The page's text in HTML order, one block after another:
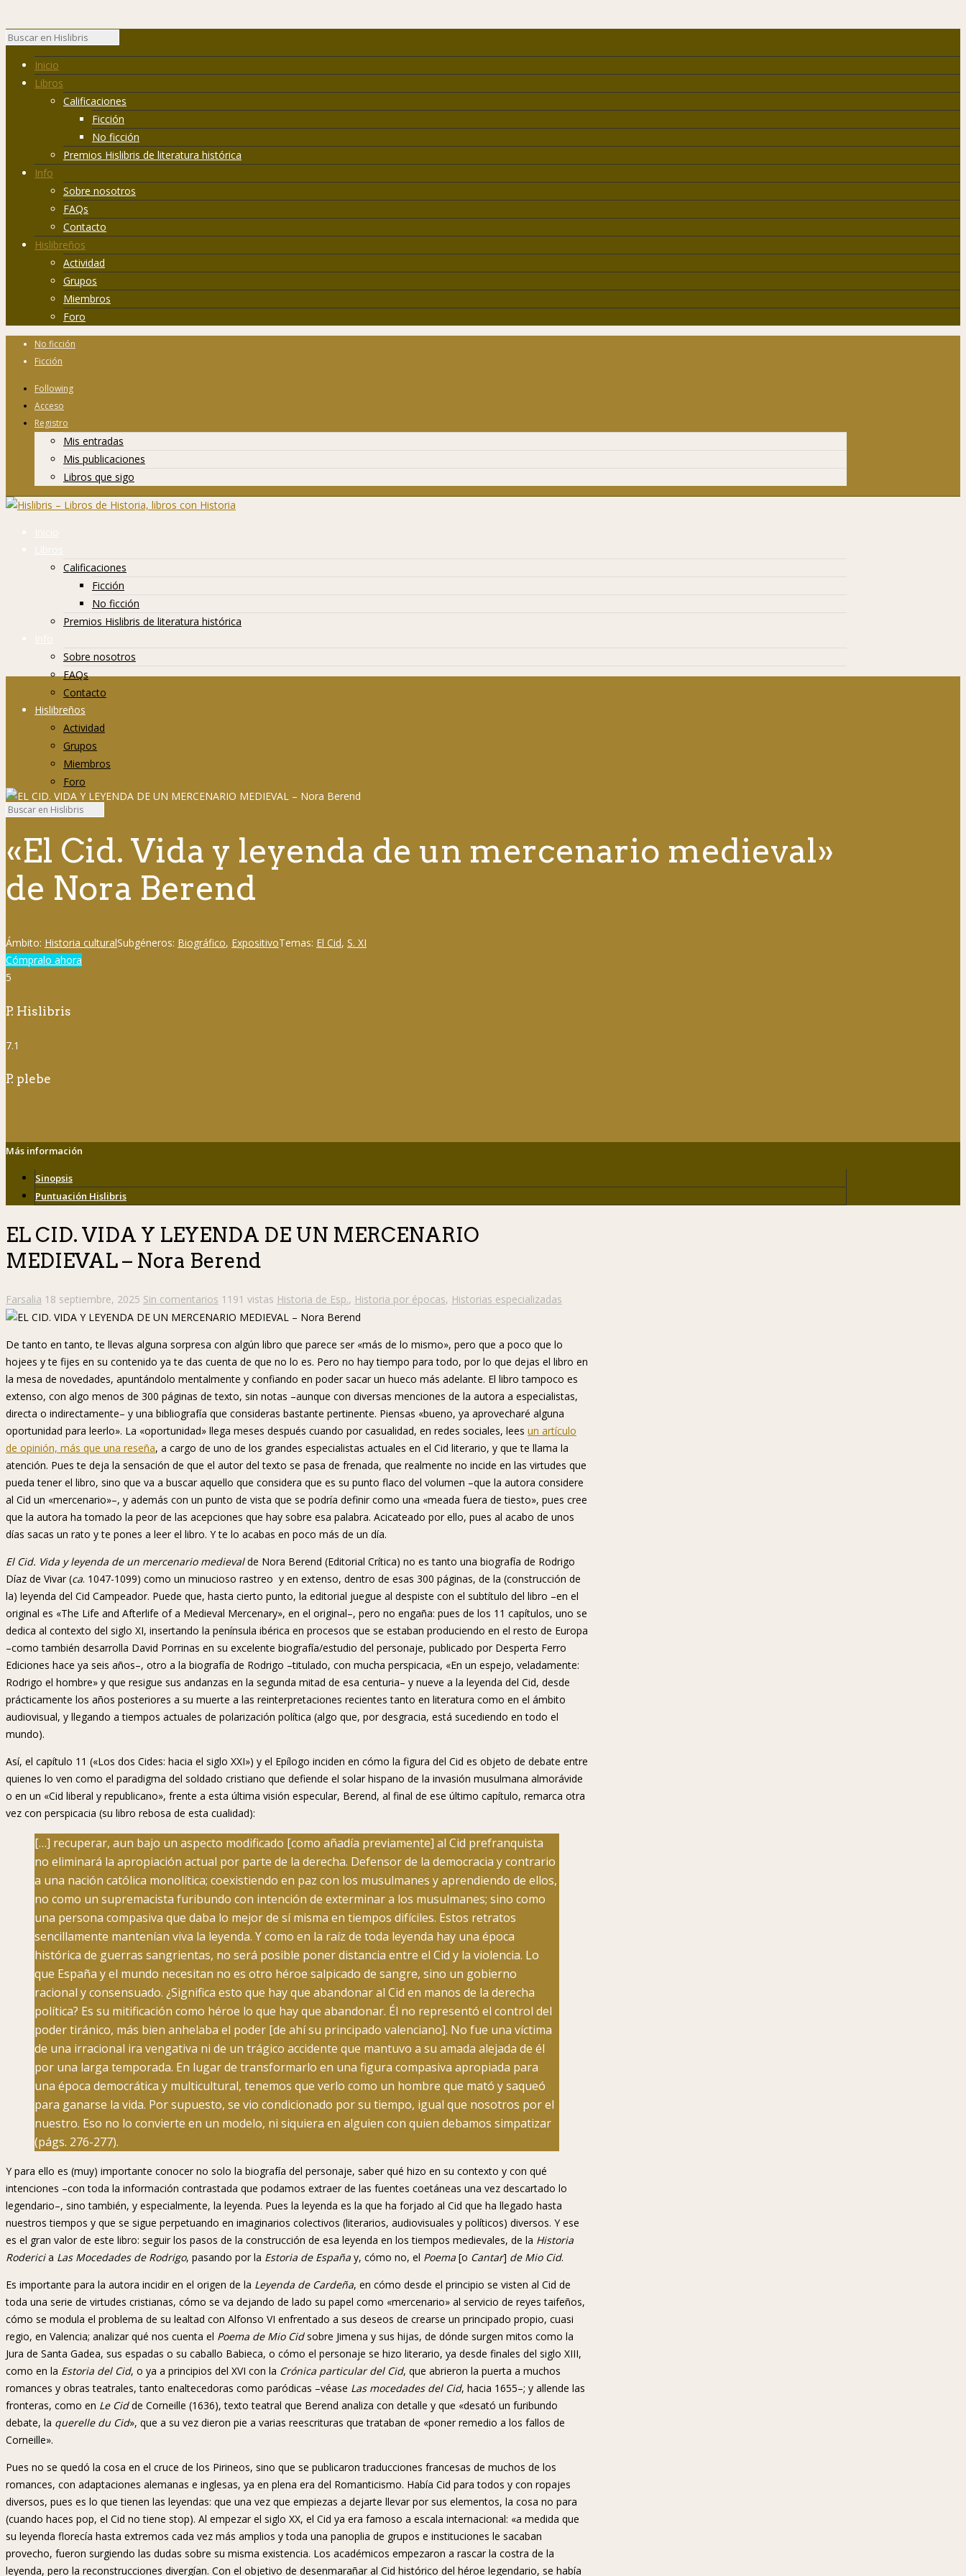
Inicio
Libros
Calificaciones
Ficción
No ficción
Premios Hislibris de literatura histórica
Info
Sobre nosotros
FAQs
Contacto
Hislibreños
Actividad
Grupos
Miembros
Foro
No ficción
Ficción
Following
Acceso
Registro
Mis entradas
Mis publicaciones
Libros que sigo
Inicio
Libros
Calificaciones
Ficción
No ficción
Premios Hislibris de literatura histórica
Info
Sobre nosotros
FAQs
Contacto
Hislibreños
Actividad
Grupos
Miembros
Foro
«El Cid. Vida y leyenda de un mercenario medieval»
de Nora Berend
Ámbito: Historia culturalSubgéneros: Biográfico, ExpositivoTemas: El Cid, S. XI
Cómpralo ahora
5
P. Hislibris
7.1
P. plebe
Más información
Sinopsis
Puntuación Hislibris
EL CID. VIDA Y LEYENDA DE UN MERCENARIO
MEDIEVAL – Nora Berend
Farsalia 18 septiembre, 2025 Sin comentarios 1191 vistas Historia de Esp., Historia por épocas, Historias especializadas
De tanto en tanto, te llevas alguna sorpresa con algún libro que parece ser «más de lo mismo», pero que a poco que lo
hojees y te fijes en su contenido ya te das cuenta de que no lo es. Pero no hay tiempo para todo, por lo que dejas el libro en
la mesa de novedades, apuntándolo mentalmente y confiando en poder sacar un hueco más adelante. El libro tampoco es
extenso, con algo menos de 300 páginas de texto, sin notas –aunque con diversas menciones de la autora a especialistas,
directa o indirectamente– y una bibliografía que consideras bastante pertinente. Piensas «bueno, ya aprovecharé alguna
oportunidad para leerlo». La «oportunidad» llega meses después cuando por casualidad, en redes sociales, lees un artículo
de opinión, más que una reseña, a cargo de uno de los grandes especialistas actuales en el Cid literario, y que te llama la
atención. Pues te deja la sensación de que el autor del texto se pasa de frenada, que realmente no incide en las virtudes que
pueda tener el libro, sino que va a buscar aquello que considera que es su punto flaco del volumen –que la autora considere
al Cid un «mercenario»–, y además con un punto de vista que se podría definir como una «meada fuera de tiesto», pues cree
que la autora ha tomado la peor de las acepciones que hay sobre esa palabra. Acicateado por ello, pues al acabo de unos
días sacas un rato y te pones a leer el libro. Y te lo acabas en poco más de un día.
El Cid. Vida y leyenda de un mercenario medievalde Nora Berend (Editorial Crítica) no es tanto una biografía de Rodrigo
Díaz de Vivar (ca. 1047-1099) como un minucioso rastreo y en extenso, dentro de esas 300 páginas, de la (construcción de
la) leyenda del Cid Campeador. Puede que, hasta cierto punto, la editorial juegue al despiste con el subtítulo del libro –en el
original es «The Life and Afterlife of a Medieval Mercenary», en el original–, pero no engaña: pues de los 11 capítulos, uno se
dedica al contexto del siglo XI, insertando la península ibérica en procesos que se estaban produciendo en el resto de Europa
–como también desarrolla David Porrinas en su excelente biografía/estudio del personaje, publicado por Desperta Ferro
Ediciones hace ya seis años–, otro a la biografía de Rodrigo –titulado, con mucha perspicacia, «En un espejo, veladamente:
Rodrigo el hombre» y que resigue sus andanzas en la segunda mitad de esa centuria– y nueve a la leyenda del Cid, desde
prácticamente los años posteriores a su muerte a las reinterpretaciones recientes tanto en literatura como en el ámbito
audiovisual, y llegando a tiempos actuales de polarización política (algo que, por desgracia, está sucediendo en todo el
mundo).
Así, el capítulo 11 («Los dos Cides: hacia el siglo XXI») y el Epílogo inciden en cómo la figura del Cid es objeto de debate entre
quienes lo ven como el paradigma del soldado cristiano que defiende el solar hispano de la invasión musulmana almorávide
o en un «Cid liberal y republicano», frente a esta última visión especular, Berend, al final de ese último capítulo, remarca otra
vez con perspicacia (su libro rebosa de esta cualidad):
[…] recuperar, aun bajo un aspecto modificado [como añadía previamente] al Cid prefranquista
no eliminará la apropiación actual por parte de la derecha. Defensor de la democracia y contrario
a una nación católica monolítica; coexistiendo en paz con los musulmanes y aprendiendo de ellos,
no como un supremacista furibundo con intención de exterminar a los musulmanes; sino como
una persona compasiva que daba lo mejor de sí misma en tiempos difíciles. Estos retratos
sencillamente mantenían viva la leyenda. Y como en la raíz de toda leyenda hay una época
histórica de guerras sangrientas, no será posible poner distancia entre el Cid y la violencia. Lo
que España y el mundo necesitan no es otro héroe salpicado de sangre, sino un gobierno
racional y consensuado. ¿Significa esto que hay que abandonar al Cid en manos de la derecha
política? Es su mitificación como héroe lo que hay que abandonar. Él no representó el control del
poder tiránico, más bien anhelaba el poder [de ahí su principado valenciano]. No fue una víctima
de una irracional ira vengativa ni de un trágico accidente que mantuvo a su amada alejada de él
por una larga temporada. En lugar de transformarlo en una figura compasiva apropiada para
una época democrática y multicultural, tenemos que verlo como un hombre que mató y saqueó
para ganarse la vida. Por supuesto, se vio condicionado por su tiempo, igual que nosotros por el
nuestro. Eso no lo convierte en un modelo, ni siquiera en alguien con quien debamos simpatizar
(págs. 276-277).
Y para ello es (muy) importante conocer no solo la biografía del personaje, saber qué hizo en su contexto y con qué
intenciones –con toda la información contrastada que podamos extraer de las fuentes coetáneas una vez descartado lo
legendario–, sino también, y especialmente, la leyenda. Pues la leyenda es la que ha forjado al Cid que ha llegado hasta
nuestros tiempos y que se sigue perpetuando en imaginarios colectivos (literarios, audiovisuales y políticos) diversos. Y ese
es el gran valor de este libro: seguir los pasos de la construcción de esa leyenda en los tiempos medievales, de la Historia
Rodericia Las Mocedades de Rodrigo, pasando por la Estoria de España y, cómo no, el Poema [o Cantar] de Mio Cid.
Es importante para la autora incidir en el origen de la Leyenda de Cardeña, en cómo desde el principio se visten al Cid de
toda una serie de virtudes cristianas, cómo se va dejando de lado su papel como «mercenario» al servicio de reyes taifeños,
cómo se modula el problema de su lealtad con Alfonso VI enfrentado a sus deseos de crearse un principado propio, cuasi
regio, en Valencia; analizar qué nos cuenta el Poema de Mio Cidsobre Jimena y sus hijas, de dónde surgen mitos como la
Jura de Santa Gadea, sus espadas o su caballo Babieca, o cómo el personaje se hizo literario, ya desde finales del siglo XIII,
como en la Estoria del Cid, o ya a principios del XVI con la Crónica particular del Cid, que abrieron la puerta a muchos
romances y obras teatrales, tanto enaltecedoras como paródicas –véase Las mocedades del Cid, hacia 1655–; y allende las
fronteras, como en Le Cidde Corneille (1636), texto teatral que Berend analiza con detalle y que «desató un furibundo
debate, la querelle du Cid», que a su vez dieron pie a varias reescrituras que trataban de «poner remedio a los fallos de
Corneille».
Pues no se quedó la cosa en el cruce de los Pirineos, sino que se publicaron traducciones francesas de muchos de los
romances, con adaptaciones alemanas e inglesas, ya en plena era del Romanticismo. Había Cid para todos y con ropajes
diversos, pues es lo que tienen las leyendas: que una vez que empiezas a dejarte llevar por sus elementos, la cosa no para
(cuando haces pop, el Cid no tiene stop). Al empezar el siglo XX, el Cid ya era famoso a escala internacional: «a medida que
su leyenda florecía hasta extremos cada vez más amplios y toda una panoplia de grupos e instituciones le sacaban
provecho, fueron surgiendo las dudas sobre su misma existencia. Los académicos empezaron a rascar la costra de la
leyenda, pero la reconstrucciones divergían. Con el objetivo de desenmarañar al Cid histórico del héroe legendario, se había